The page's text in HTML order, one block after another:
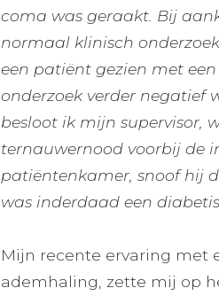
coma was geraakt. Bij
normaal klinisch
een patiënt gezien met
onderzoek verder negatief
besloot ik mijn supervisor,
ternauwernood voorbij de
patiëntenkamer, snoof hij
was inderdaad een
Mijn recente ervaring met
ademhaling, zette mij op